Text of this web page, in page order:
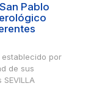
Pablo
por
de sus